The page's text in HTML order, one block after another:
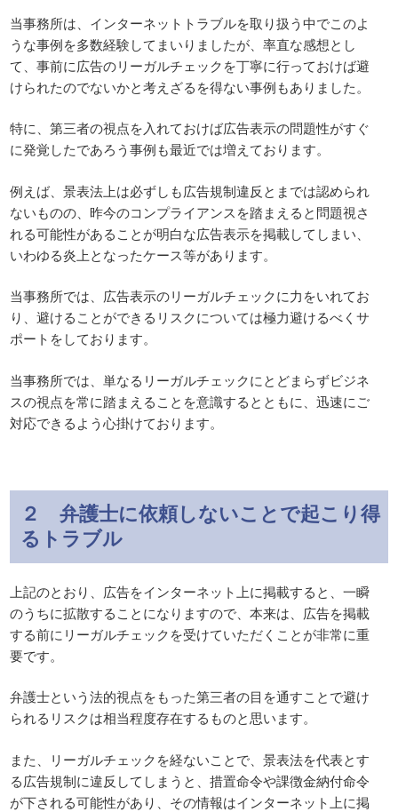
当事務所は、インターネットトラブルを取り扱う中でこのよ
うな事例を多数経験してまいりましたが、率直な感想とし
て、事前に広告のリーガルチェックを丁寧に行っておけば避
けられたのでないかと考えざるを得ない事例もありました。
特に、第三者の視点を入れておけば広告表示の問題性がすぐ
に発覚したであろう事例も最近では増えております。
例えば、景表法上は必ずしも広告規制違反とまでは認められ
ないものの、昨今のコンプライアンスを踏まえると問題視さ
れる可能性があることが明白な広告表示を掲載してしまい、
いわゆる炎上となったケース等があります。
当事務所では、広告表示のリーガルチェックに力をいれてお
り、避けることができるリスクについては極力避けるべくサ
ポートをしております。
当事務所では、単なるリーガルチェックにとどまらずビジネ
スの視点を常に踏まえることを意識するとともに、迅速にご
対応できるよう心掛けております。
２ 弁護士に依頼しないことで起こり得
るトラブル
上記のとおり、広告をインターネット上に掲載すると、一瞬
のうちに拡散することになりますので、本来は、広告を掲載
する前にリーガルチェックを受けていただくことが非常に重
要です。
弁護士という法的視点をもった第三者の目を通すことで避け
られるリスクは相当程度存在するものと思います。
また、リーガルチェックを経ないことで、景表法を代表とす
る広告規制に違反してしまうと、措置命令や課徴金納付命令
が下される可能性があり、その情報はインターネット上に掲